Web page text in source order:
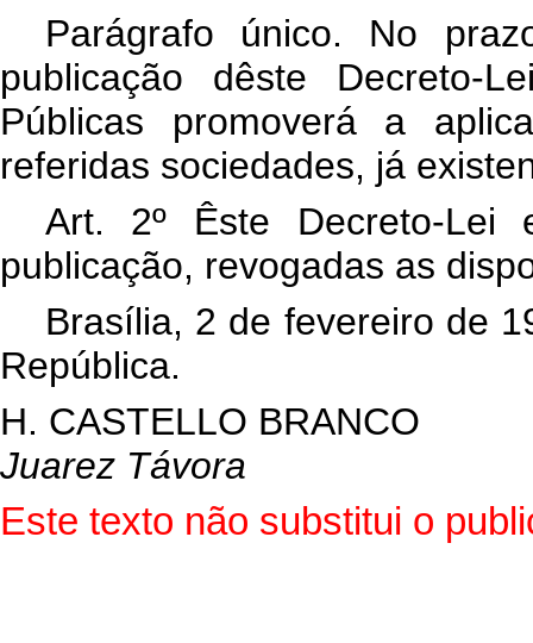
Parágrafo único. No
publicação dêste
Públicas promoverá a
referidas sociedades, já
Art. 2º Êste Decreto-
publicação, revogadas as
Brasília, 2 de fevereiro de
República.
H. CASTELLO BRANCO
Juarez Távora
Este texto não substitui o